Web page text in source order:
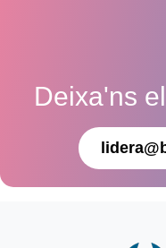
Deixa'ns